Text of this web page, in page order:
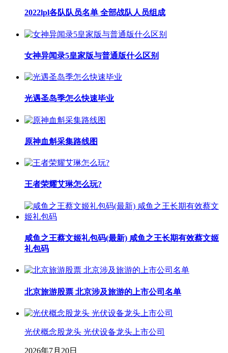
2022lpl各队队员名单 全部战队人员组成
女神异闻录5皇家版与普通版什么区别
光遇圣岛季怎么快速毕业
原神血斛采集路线图
王者荣耀艾琳怎么玩?
咸鱼之王蔡文姬礼包码(最新) 咸鱼之王长期有效蔡文姬
礼包码
北京旅游股票 北京涉及旅游的上市公司名单
光伏概念股龙头 光伏设备龙头上市公司
2026年7月20日